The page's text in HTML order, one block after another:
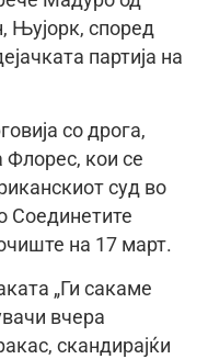
Њујорк, според
партија на
со дрога,
кои се
суд во
Соединетите
на 17 март.
„Ги сакаме
вчера
скандирајќи